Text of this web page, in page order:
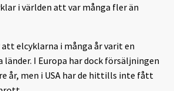
i världen att var många fler än
elcyklarna i många år varit en
länder. I Europa har dock försäljningen
år, men i USA har de hittills inte fått